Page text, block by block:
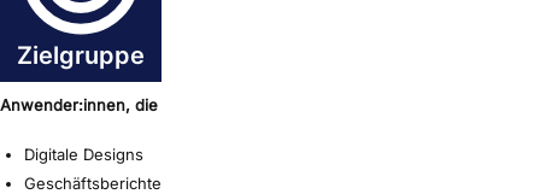
Zielgruppe
Anwender:innen, die
Digitale Designs
Geschäftsberichte